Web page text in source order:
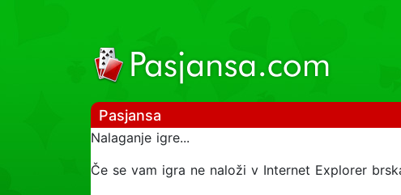
Pasjansa
Nalaganje igre...
Če se vam igra ne naloži v Internet Explorer